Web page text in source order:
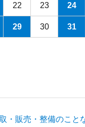
22 23 24
29 30 31
・販売・整備のこと